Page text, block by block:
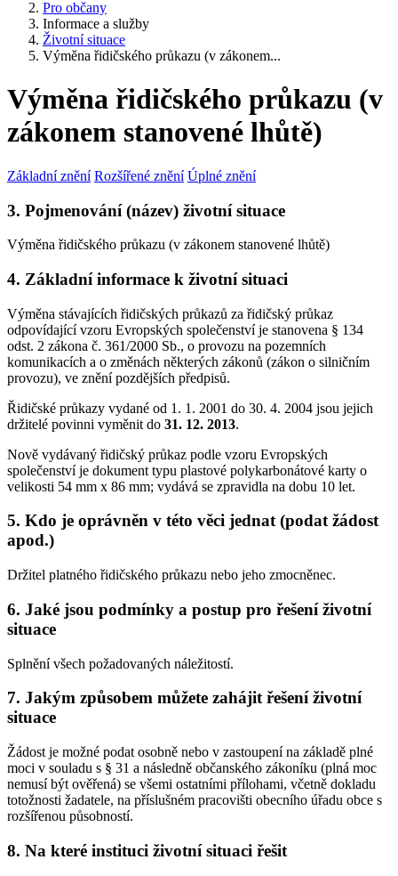
Pro občany
Informace a služby
Životní situace
Výměna řidičského průkazu (v zákonem...
Výměna řidičského průkazu (v
zákonem stanovené lhůtě)
Základní znění Rozšířené znění Úplné znění
3. Pojmenování (název) životní situace
Výměna řidičského průkazu (v zákonem stanovené lhůtě)
4. Základní informace k životní situaci
Výměna stávajících řidičských průkazů za řidičský průkaz
odpovídající vzoru Evropských společenství je stanovena § 134
odst. 2 zákona č. 361/2000 Sb., o provozu na pozemních
komunikacích a o změnách některých zákonů (zákon o silničním
provozu), ve znění pozdějších předpisů.
Řidičské průkazy vydané od 1. 1. 2001 do 30. 4. 2004 jsou jejich
držitelé povinni vyměnit do 31. 12. 2013.
Nově vydávaný řidičský průkaz podle vzoru Evropských
společenství je dokument typu plastové polykarbonátové karty o
velikosti 54 mm x 86 mm; vydává se zpravidla na dobu 10 let.
5. Kdo je oprávněn v této věci jednat (podat žádost
apod.)
Držitel platného řidičského průkazu nebo jeho zmocněnec.
6. Jaké jsou podmínky a postup pro řešení životní
situace
Splnění všech požadovaných náležitostí.
7. Jakým způsobem můžete zahájit řešení životní
situace
Žádost je možné podat osobně nebo v zastoupení na základě plné
moci v souladu s § 31 a následně občanského zákoníku (plná moc
nemusí být ověřená) se všemi ostatními přílohami, včetně dokladu
totožnosti žadatele, na příslušném pracovišti obecního úřadu obce s
rozšířenou působností.
8. Na které instituci životní situaci řešit